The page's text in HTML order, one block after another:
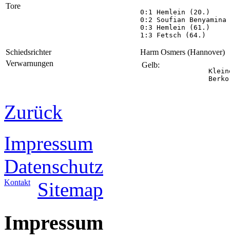
Tore
0:1 Hemlein (20.)
0:2 Soufian
0:3 Hemlein (61.)
1:3 Fetsch (64.)
Schiedsrichter
Harm Osmers (Hannover)
Verwarnungen
Gelb:
Berko
Zurück
Impressum
Datenschutz
Kontakt Sitemap
Impressum